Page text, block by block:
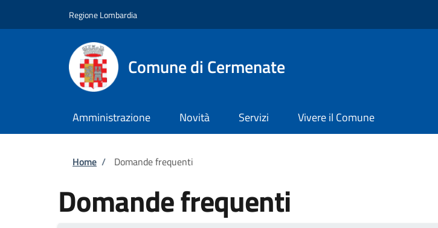
Regione Lombardia
Comune di Cermenate
Amministrazione Novità Servizi Vivere il Comune
Briciole di pane
Home / Domande frequenti
Domande frequenti